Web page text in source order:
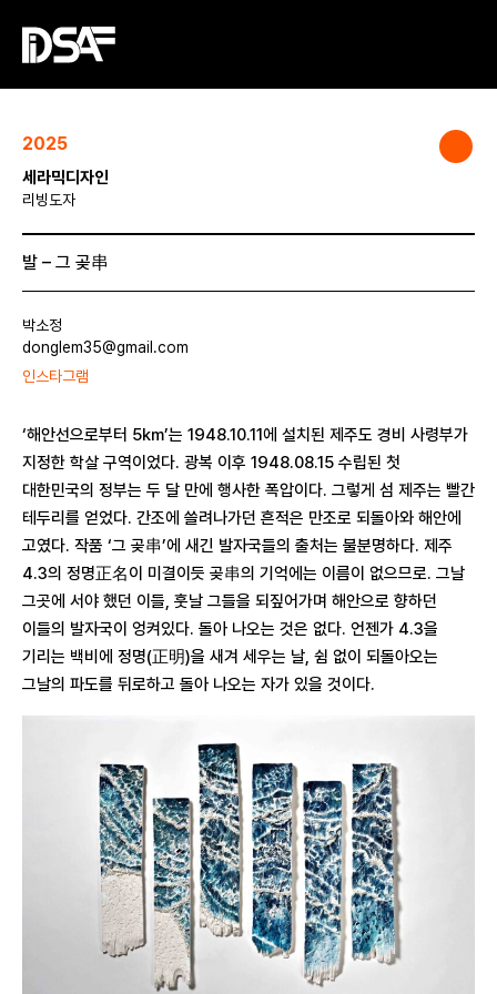
2025
세라믹디자인
리빙도자
발 – 그 곶串
박소정
donglem35@gmail.com
인스타그램
‘해안선으로부터 5km’는 1948.10.11에 설치된 제주도 경비 사령부가
지정한 학살 구역이었다. 광복 이후 1948.08.15 수립된 첫
대한민국의 정부는 두 달 만에 행사한 폭압이다. 그렇게 섬 제주는 빨간
테두리를 얻었다. 간조에 쓸려나가던 흔적은 만조로 되돌아와 해안에
고였다. 작품 ‘그 곶串’에 새긴 발자국들의 출처는 불분명하다. 제주
4.3의 정명正名이 미결이듯 곶串의 기억에는 이름이 없으므로. 그날
그곳에 서야 했던 이들, 훗날 그들을 되짚어가며 해안으로 향하던
이들의 발자국이 엉켜있다. 돌아 나오는 것은 없다. 언젠가 4.3을
기리는 백비에 정명(正明)을 새겨 세우는 날, 쉼 없이 되돌아오는
그날의 파도를 뒤로하고 돌아 나오는 자가 있을 것이다.